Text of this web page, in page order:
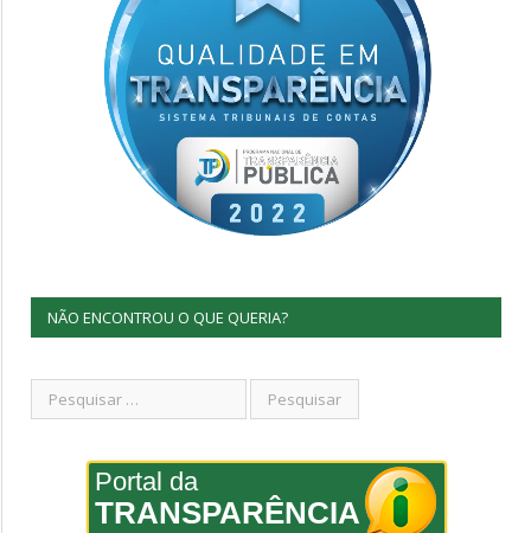
NÃO ENCONTROU O QUE QUERIA?
Portal da
TRANSPARÊNCIA